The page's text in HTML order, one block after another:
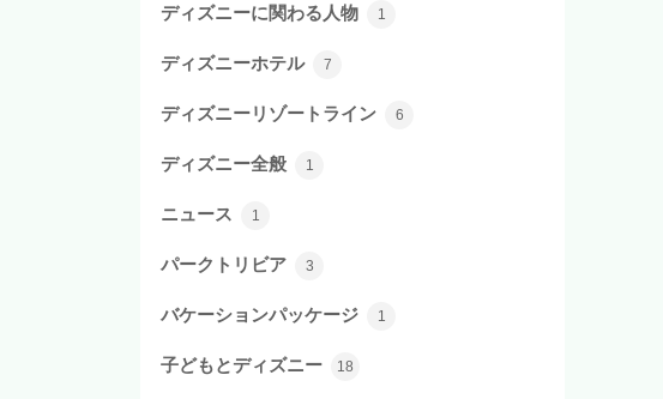
ディズニーに関わる人物 1
ディズニーホテル 7
ディズニーリゾートライン 6
ディズニー全般 1
ニュース 1
パークトリビア 3
バケーションパッケージ 1
子どもとディズニー 18